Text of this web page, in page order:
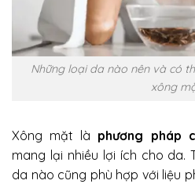
Những loại da nào nên và có
xông
Xông mặt là phương pháp
mang lại nhiều lợi ích cho da.
da nào cũng phù hợp với liệu